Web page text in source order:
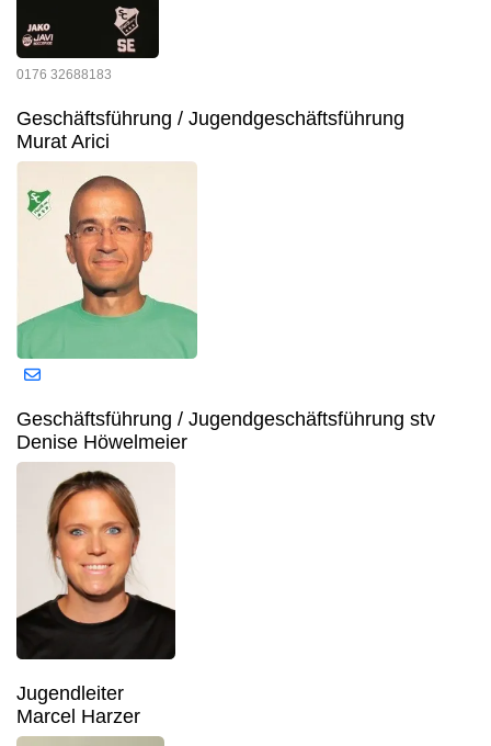
0176 32688183
Geschäftsführung / Jugendgeschäftsführung
Murat Arici
Geschäftsführung / Jugendgeschäftsführung stv
Denise Höwelmeier
Jugendleiter
Marcel Harzer